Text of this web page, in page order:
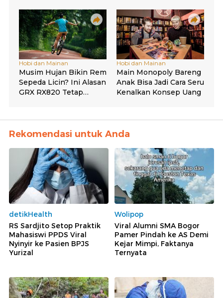
Rekomendasi untuk Anda
detikHealth
RS Sardjito Setop Praktik
Mahasiswi PPDS Viral
Nyinyir ke Pasien BPJS
Yurizal
Wolipop
Viral Alumni SMA Bogor
Pamer Pindah ke AS Demi
Kejar Mimpi, Faktanya
Ternyata